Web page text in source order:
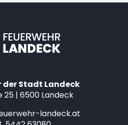
der Stadt Landeck
25 | 6500 Landeck
landeck.at